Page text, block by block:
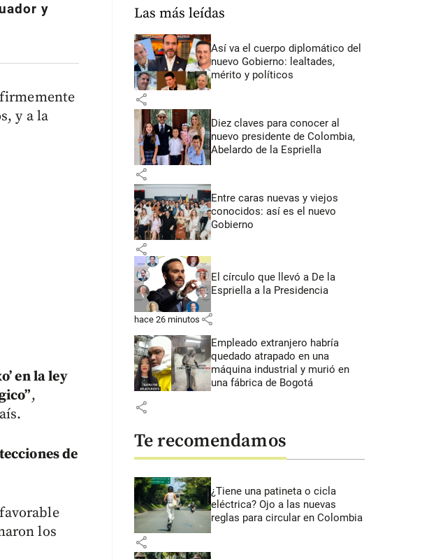
y
y a la
en la ley
,
de
los
Las más leídas
Así va el cuerpo diplomático del
nuevo Gobierno: lealtades,
mérito y políticos
share
Diez claves para conocer al
nuevo presidente de Colombia,
Abelardo de la Espriella
share
Entre caras nuevas y viejos
conocidos: así es el nuevo
Gobierno
share
El círculo que llevó a De la
Espriella a la Presidencia
hace 26 minutos share
Empleado extranjero habría
quedado atrapado en una
máquina industrial y murió en
una fábrica de Bogotá
share
Te recomendamos
¿Tiene una patineta o cicla
eléctrica? Ojo a las nuevas
reglas para circular en Colombia
share